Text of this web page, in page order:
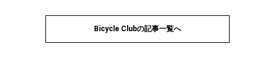
Bicycle Clubの記事一覧へ